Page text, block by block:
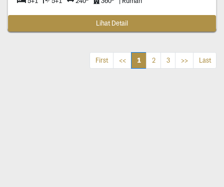
Lihat Detail
First << 1 2 3 >> Last